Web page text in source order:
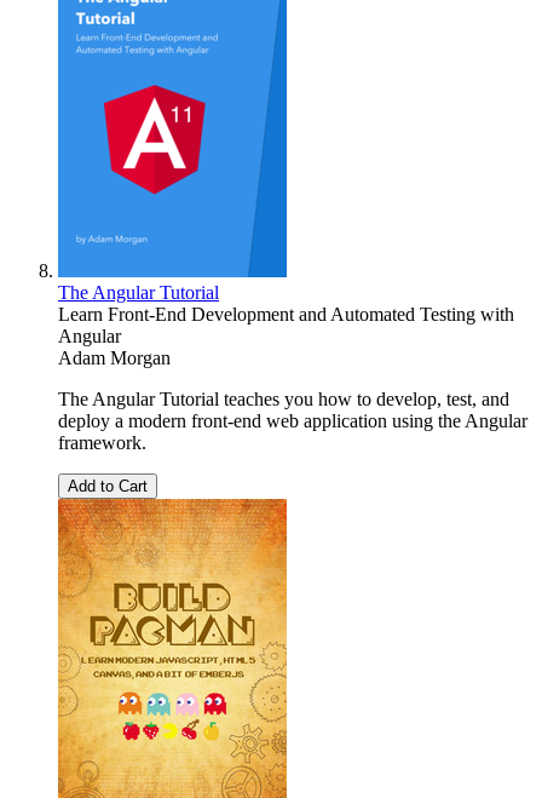
The Angular Tutorial
Learn Front-End Development and Automated Testing with
Angular
Adam Morgan
The Angular Tutorial teaches you how to develop, test, and
deploy a modern front-end web application using the Angular
framework.
Add to Cart